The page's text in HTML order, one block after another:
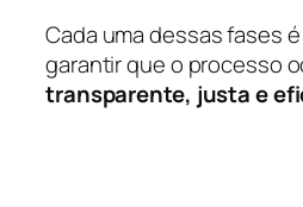
Cada uma dessas fases
garantir que o processo
transparente, justa e